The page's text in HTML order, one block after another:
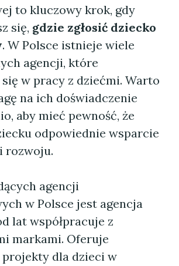
to kluczowy krok, gdy
się, gdzie zgłosić dziecko
. W Polsce istnieje wiele
agencji, które
w pracy z dziećmi. Warto
na ich doświadczenie
aby mieć pewność, że
odpowiednie wsparcie
rozwoju.
agencji
w Polsce jest agencja
lat współpracuje z
markami. Oferuje
dla dzieci w